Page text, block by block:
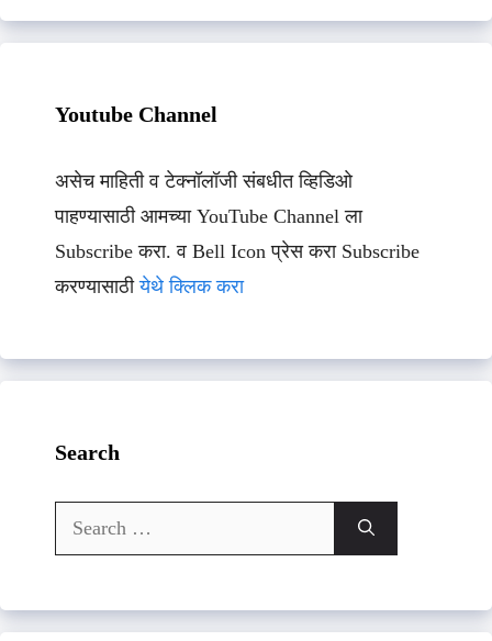
Youtube Channel
असेच माहिती व टेक्नॉलॉजी संबधीत व्हिडिओ
पाहण्यासाठी आमच्या YouTube Channel ला
Subscribe करा. व Bell Icon प्रेस करा Subscribe
करण्यासाठीयेथे क्लिक करा
Search
Search
for: